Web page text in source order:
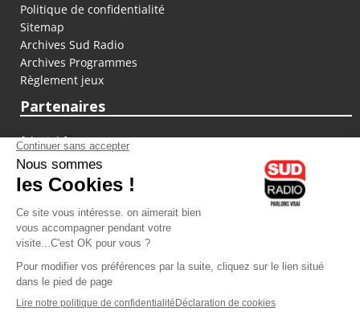
Politique de confidentialité
Sitemap
Archives Sud Radio
Archives Programmes
Règlement jeux
Partenaires
fiducial.fr
lyoncapitale.fr
olympique-et-lyonnais.com
L'application Iphone / Android
Téléchargez l'application
Les cookies